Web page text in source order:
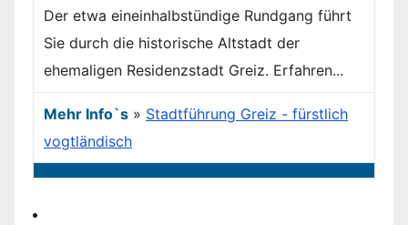
Der etwa eineinhalbstündige Rundgang führt
Sie durch die historische Altstadt der
ehemaligen Residenzstadt Greiz. Erfahren...
Mehr Info`s » Stadtführung Greiz - fürstlich
vogtländisch